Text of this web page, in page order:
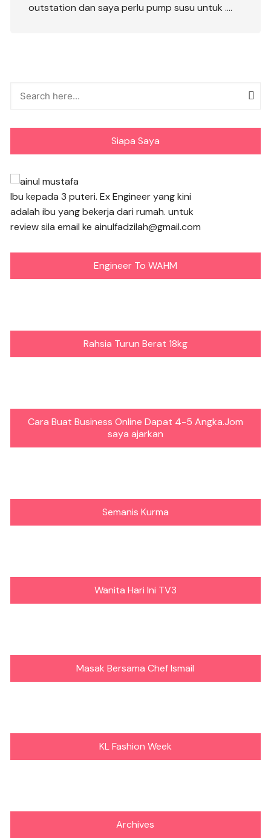
outstation dan saya perlu pump susu untuk ….
Siapa Saya
Ibu kepada 3 puteri. Ex Engineer yang kini
adalah ibu yang bekerja dari rumah. untuk
review sila email ke ainulfadzilah@gmail.com
Engineer To WAHM
Rahsia Turun Berat 18kg
Cara Buat Business Online Dapat 4-5 Angka.Jom
saya ajarkan
Semanis Kurma
Wanita Hari Ini TV3
Masak Bersama Chef Ismail
KL Fashion Week
Archives